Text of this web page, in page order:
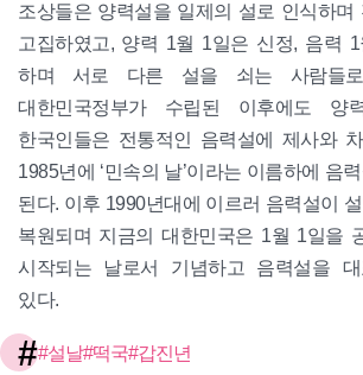
조상들은 양력설을 일제의 설로 인식하며
고집하였고, 양력 1월 1일은 신정, 음력
하며 서로 다른 설을 쇠는 사람들
대한민국정부가 수립된 이후에도 양
한국인들은 전통적인 음력설에 제사와
1985년에 ‘민속의 날’이라는 이름하에 음
된다. 이후 1990년대에 이르러 음력설이
복원되며 지금의 대한민국은 1월 1일을
시작되는 날로서 기념하고 음력설을
있다.
##설날#떡국#갑진년